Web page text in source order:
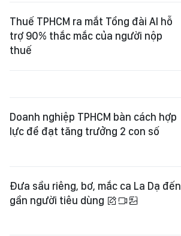
Thuế TPHCM ra mắt Tổng đài AI hỗ
trợ 90% thắc mắc của người nộp
thuế
Doanh nghiệp TPHCM bàn cách hợp
lực để đạt tăng trưởng 2 con số
Đưa sầu riêng, bơ, mắc ca La Dạ đến
gần người tiêu dùng